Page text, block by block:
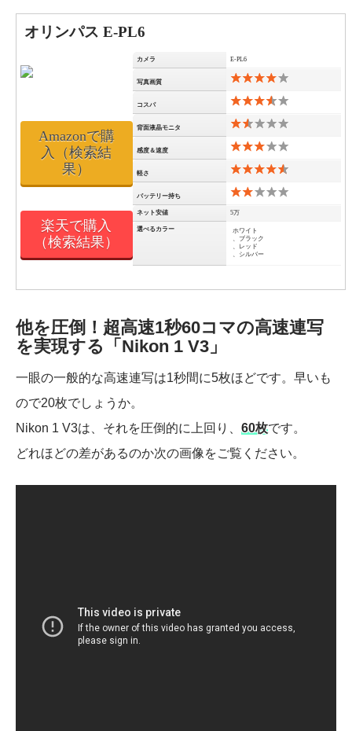
オリンパス E-PL6
カメラ E-PL6
写真画質
コスパ
背面液晶モニタ
感度＆速度
軽さ
バッテリー持ち
ネット安値 5万
選べるカラー
ホワイト
、ブラック
、レッド
、シルバー
Amazonで購
入（検索結
果）
楽天で購入
（検索結果）
他を圧倒！超高速1秒60コマの高速連写
を実現する「Nikon 1 V3」
一眼の一般的な高速連写は1秒間に5枚ほどです。早いも
ので20枚でしょうか。
Nikon 1 V3は、それを圧倒的に上回り、 60枚です。
どれほどの差があるのか次の画像をご覧ください。